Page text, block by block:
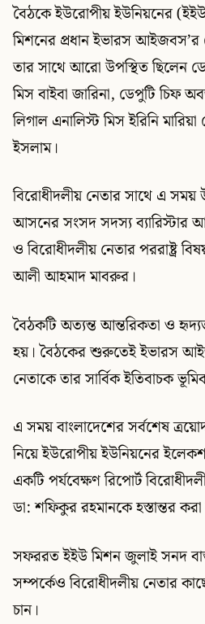
বৈঠকে ইউরোপীয় ইউনিয়নের
মিশনের প্রধান ইভারস আইজবস’র
তার সাথে আরো উপস্থিত ছিলেন
মিস বাইবা জারিনা, ডেপুটি চিফ
লিগাল এনালিস্ট মিস ইরিনি
ইসলাম।
বিরোধীদলীয় নেতার সাথে এ সময়
আসনের সংসদ সদস্য ব্যারিস্টার
ও বিরোধীদলীয় নেতার পররাষ্ট্র
আলী আহমাদ মাবরুর।
বৈঠকটি অত্যন্ত আন্তরিকতা ও
হয়। বৈঠকের শুরুতেই ইভারস
নেতাকে তার সার্বিক ইতিবাচক
এ সময় বাংলাদেশের সর্বশেষ
নিয়ে ইউরোপীয় ইউনিয়নের
একটি পর্যবেক্ষণ রিপোর্ট
ডা: শফিকুর রহমানকে হস্তান্তর
সফররত ইইউ মিশন জুলাই সনদ
সম্পর্কেও বিরোধীদলীয় নেতার
চান।